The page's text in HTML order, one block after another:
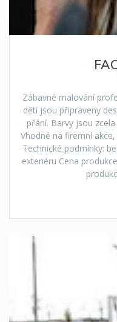
Zábavné malování
děti jsou připraveny
přání. Barvy jsou
Vhodné na firemní
Technické podmínky:
exteriéru Cena